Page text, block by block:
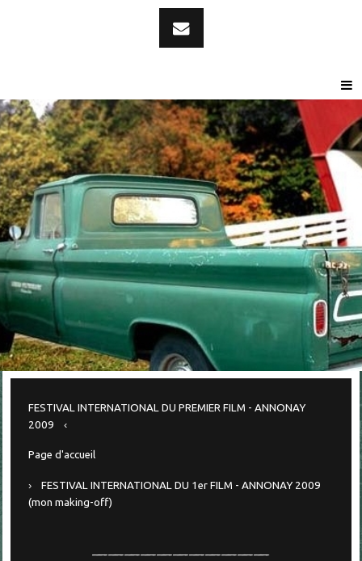
FESTIVAL INTERNATIONAL DU PREMIER FILM - ANNONAY
2009
Page d'accueil
FESTIVAL INTERNATIONAL DU 1er FILM - ANNONAY 2009
(mon making-off)